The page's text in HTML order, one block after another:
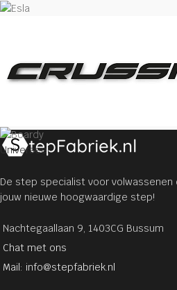
Universeel
De step specialist voor volwassenen
jouw nieuwe hoogwaardige step!
Nachtegaallaan 9, 1403CG Bussum
Chat met ons
Mail: info@stepfabriek.nl